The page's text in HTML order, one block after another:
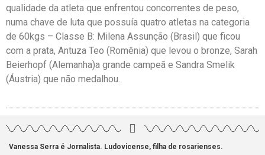
qualidade da atleta que enfrentou concorrentes de peso,
numa chave de luta que possuía quatro atletas na categoria
de 60kgs – Classe B: Milena Assunção (Brasil) que ficou
com a prata, Antuza Teo (Romênia) que levou o bronze, Sarah
Beierhopf (Alemanha)a grande campeã e Sandra Smelik
(Áustria) que não medalhou.
Vanessa Serra é Jornalista. Ludovicense, filha de rosarienses.